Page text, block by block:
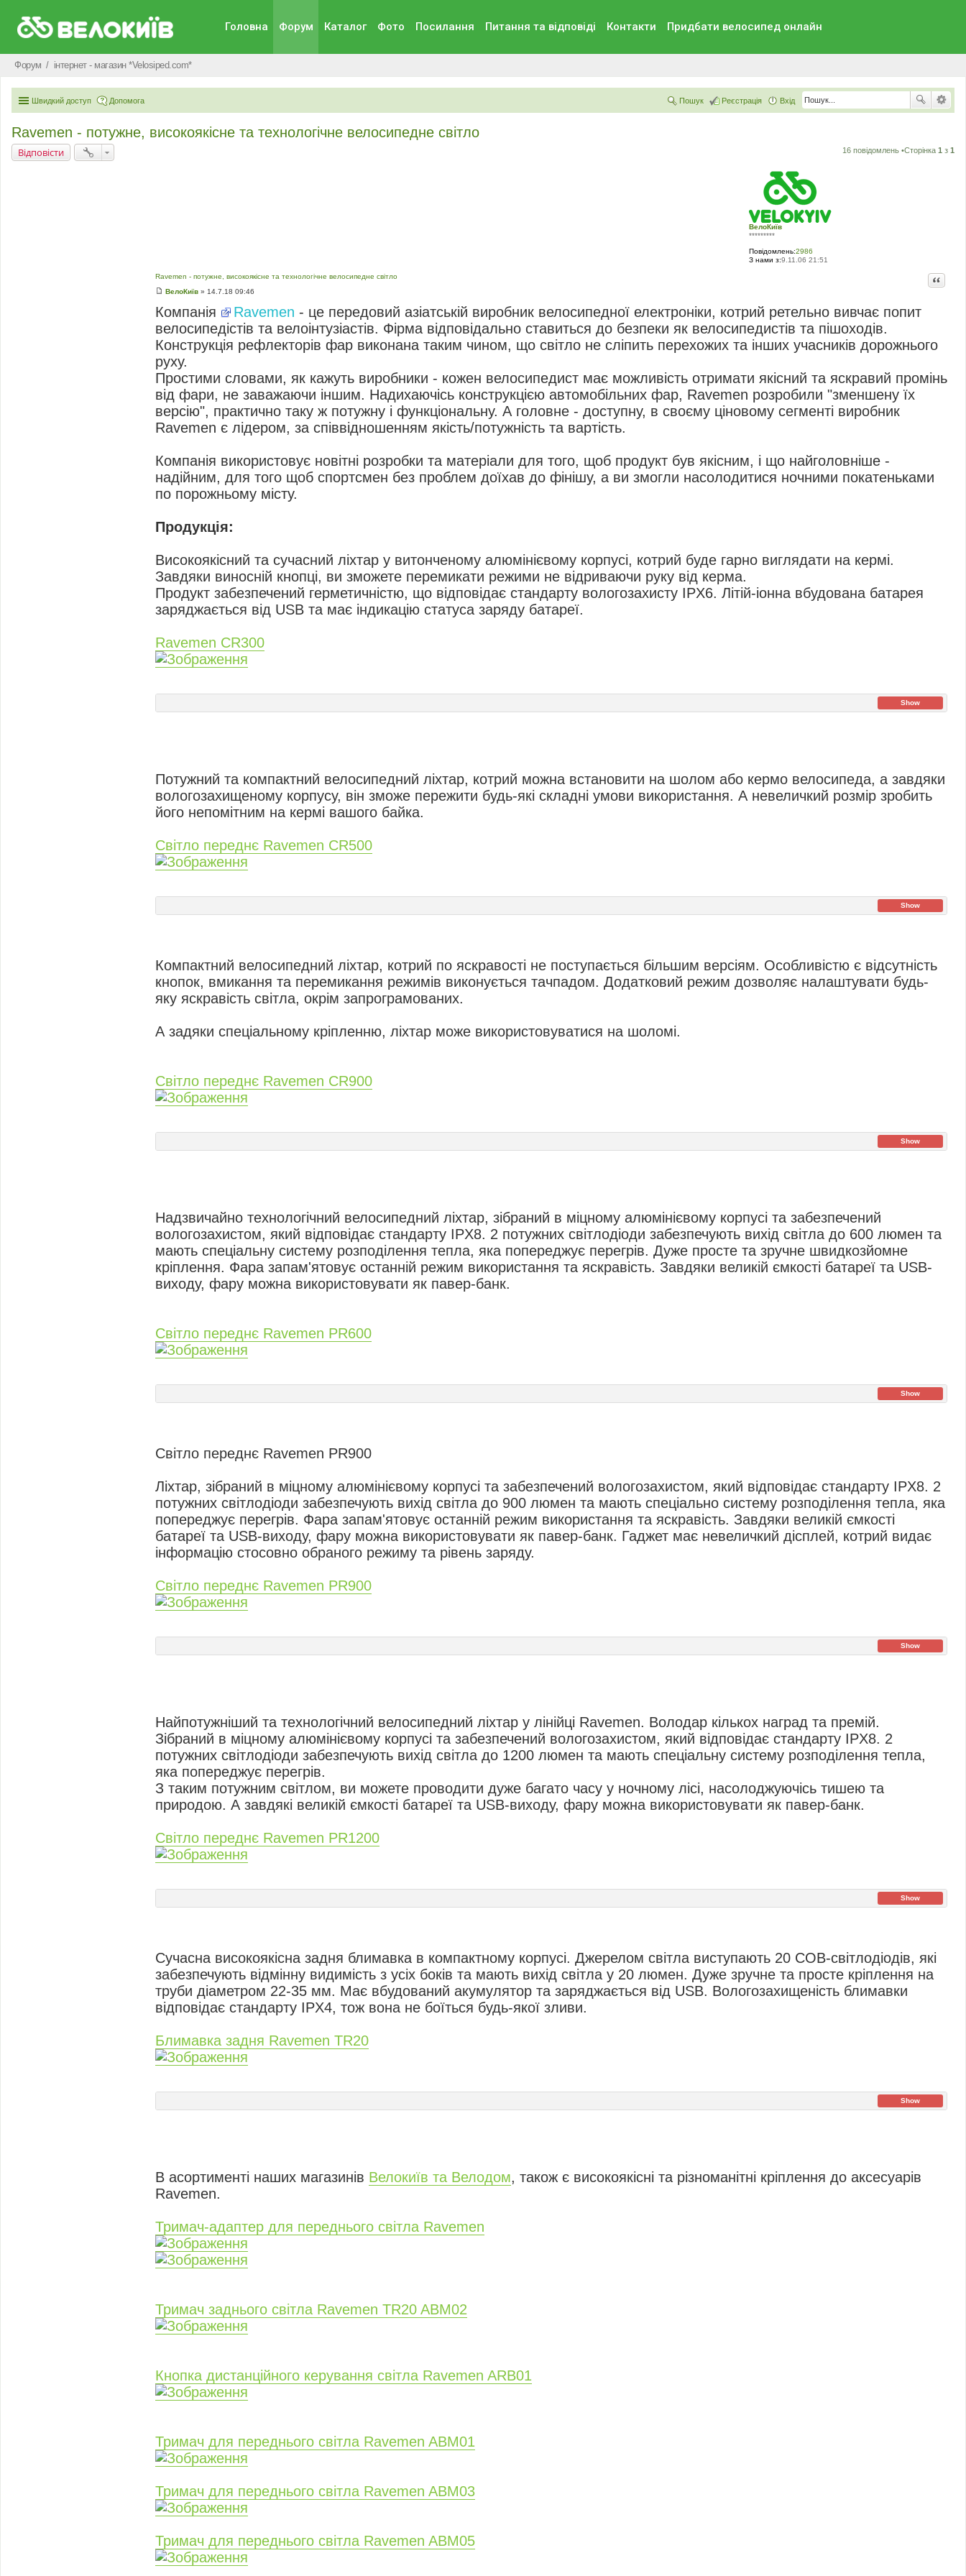
Головна Форум Каталог Фото Посилання Питання та вiдповiдi Контакти Придбати велосипед онлайн
Форум iнтернет - магазин *Velosiped.com*
Швидкий доступ Допомога Вхід
Реєстрація
Пошук
Ravemen - потужне, високоякісне та технологічне велосипедне світло
Відповісти 16 повідомлень •Сторінка 1 з 1
ВелоКиїв
*********
Повідомлень:2986
З нами з:9.11.06 21:51
Ravemen - потужне, високоякісне та технологічне велосипедне світло Цитата
в
д
о
м
л
е
н
н
я
ВелоКиїв » 14.7.18 09:46
Компанія Ravemen - це передовий азіатській виробник велосипедної електроніки, котрий ретельно вивчає попит
велосипедістів та велоінтузіастів. Фірма відповідально ставиться до безпеки як велосипедистів та пішоходів.
Конструкція рефлекторів фар виконана таким чином, що світло не сліпить перехожих та інших учасників дорожнього
руху.
Простими словами, як кажуть виробники - кожен велосипедист має можливість отримати якісний та яскравий промінь
від фари, не заважаючи іншим. Надихаючісь конструкцією автомобільних фар, Ravemen розробили "зменшену їх
версію", практично таку ж потужну і функціональну. А головне - доступну, в своєму ціновому сегменті виробник
Ravemen є лідером, за співвідношенням якість/потужність та вартість.
Компанія використовує новітні розробки та матеріали для того, щоб продукт був якісним, і що найголовніше -
надійним, для того щоб спортсмен без проблем доїхав до фінішу, а ви змогли насолодитися ночними покатеньками
по порожньому місту.
Продукція:
Високоякісний та сучасний ліхтар у витонченому алюмінієвому корпусі, котрий буде гарно виглядати на кермі.
Завдяки виносній кнопці, ви зможете перемикати режими не відриваючи руку від керма.
Продукт забезпечений герметичністю, що відповідає стандарту вологозахисту IPX6. Літій-іонна вбудована батарея
заряджається від USB та має індикацію статуса заряду батареї.
Ravemen CR300
Show
Потужний та компактний велосипедний ліхтар, котрий можна встановити на шолом або кермо велосипеда, а завдяки
вологозахищеному корпусу, він зможе пережити будь-які складні умови використання. А невеличкий розмір зробить
його непомітним на кермі вашого байка.
Світло переднє Ravemen CR500
Show
Компактний велосипедний ліхтар, котрий по яскравості не поступається більшим версіям. Особливістю є відсутність
кнопок, вмикання та перемикання режимів виконується тачпадом. Додатковий режим дозволяє налаштувати будь-
яку яскравість світла, окрім запрограмованих.
А задяки спеціальному кріпленню, ліхтар може використовуватися на шоломі.
Світло переднє Ravemen CR900
Show
Надзвичайно технологічний велосипедний ліхтар, зібраний в міцному алюмінієвому корпусі та забезпечений
вологозахистом, який відповідає стандарту IPX8. 2 потужних світлодіоди забезпечують вихід світла до 600 люмен та
мають спеціальну систему розподілення тепла, яка попереджує перегрів. Дуже просте та зручне швидкозйомне
кріплення. Фара запам'ятовує останній режим використання та яскравість. Завдяки великій ємкості батареї та USB-
виходу, фару можна використовувати як павер-банк.
Світло переднє Ravemen PR600
Show
Світло переднє Ravemen PR900
Ліхтар, зібраний в міцному алюмінієвому корпусі та забезпечений вологозахистом, який відповідає стандарту IPX8. 2
потужних світлодіоди забезпечують вихід світла до 900 люмен та мають спеціально систему розподілення тепла, яка
попереджує перегрів. Фара запам'ятовує останній режим використання та яскравість. Завдяки великій ємкості
батареї та USB-виходу, фару можна використовувати як павер-банк. Гаджет має невеличкий дісплей, котрий видає
інформацію стосовно обраного режиму та рівень заряду.
Світло переднє Ravemen PR900
Show
Найпотужніший та технологічний велосипедний ліхтар у лінійці Ravemen. Володар кількох наград та премій.
Зібраний в міцному алюмінієвому корпусі та забезпечений вологозахистом, який відповідає стандарту IPX8. 2
потужних світлодіоди забезпечують вихід світла до 1200 люмен та мають спеціальну систему розподілення тепла,
яка попереджує перегрів.
З таким потужним світлом, ви можете проводити дуже багато часу у ночному лісі, насолоджуючісь тишею та
природою. А завдякі великій ємкості батареї та USB-виходу, фару можна використовувати як павер-банк.
Світло переднє Ravemen PR1200
Show
Сучасна високоякісна задня блимавка в компактному корпусі. Джерелом світла виступають 20 COB-світлодіодів, які
забезпечують відмінну видимість з усіх боків та мають вихід світла у 20 люмен. Дуже зручне та просте кріплення на
труби діаметром 22-35 мм. Має вбудований акумулятор та заряджається від USB. Вологозахищеність блимавки
відповідає стандарту IPX4, тож вона не боїться будь-якої зливи.
Блимавка задня Ravemen TR20
Show
В асортименті наших магазинів Велокиїв та Велодом, також є високоякісні та різноманітні кріплення до аксесуарів
Ravemen.
Тримач-адаптер для переднього світла Ravemen
Тримач заднього світла Ravemen TR20 ABM02
Кнопка дистанційного керування світла Ravemen ARB01
Тримач для переднього світла Ravemen ABM01
Тримач для переднього світла Ravemen ABM03
Тримач для переднього світла Ravemen ABM05